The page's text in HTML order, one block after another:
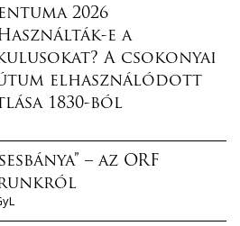
2026
e a
A csokonyai
elhasználódott
1830-ból
– az ORF